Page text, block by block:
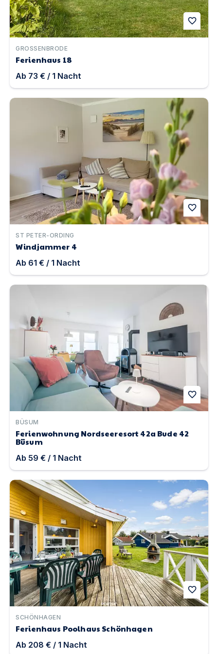
favorite
GROSSENBRODE
Ferienhaus 18
Ab 73 € / 1 Nacht
Windjammer 4 | Unterkunft in St Peter-Ording
favorite
ST PETER-ORDING
Windjammer 4
Ab 61 € / 1 Nacht
Ferienwohnung Nordseeresort 42a Bude 42 Büsum |
favorite
BÜSUM
Ferienwohnung Nordseeresort 42a Bude 42
Büsum
Ab 59 € / 1 Nacht
Ferienhaus Poolhaus Schönhagen | Unterkunft in
favorite
SCHÖNHAGEN
Ferienhaus Poolhaus Schönhagen
Ab 208 € / 1 Nacht